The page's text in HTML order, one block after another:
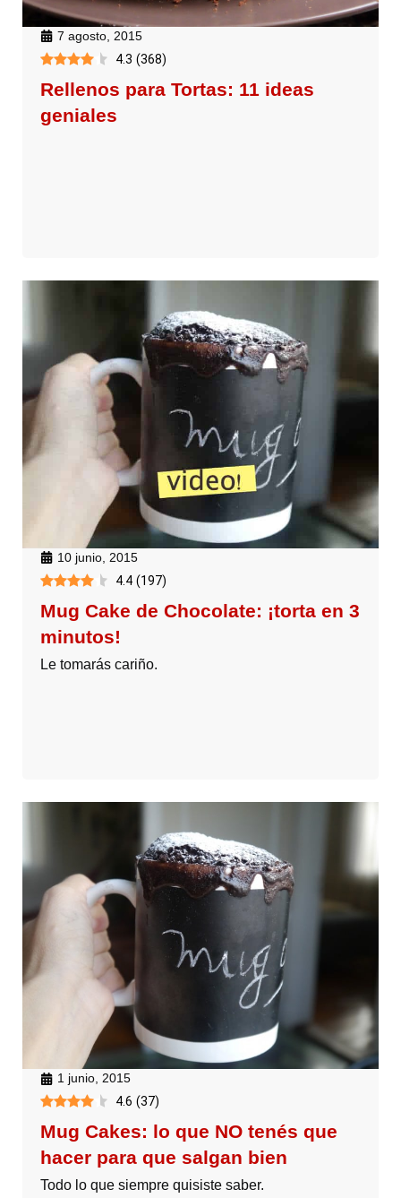
7 agosto, 2015
4.3 (368)
Rellenos para Tortas: 11 ideas
geniales
10 junio, 2015
4.4 (197)
Mug Cake de Chocolate: ¡torta en 3
minutos!
Le tomarás cariño.
1 junio, 2015
4.6 (37)
Mug Cakes: lo que NO tenés que
hacer para que salgan bien
Todo lo que siempre quisiste saber.